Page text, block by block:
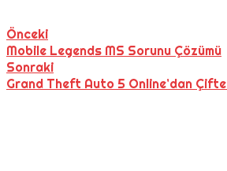
Önceki
Mobile Legends MS Sorunu Çözümü
Sonraki
Grand Theft Auto 5 Online’dan